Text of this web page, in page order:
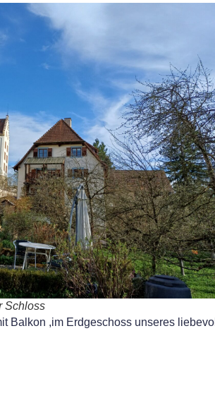
Schloss
Balkon ,im Erdgeschoss unseres liebevoll